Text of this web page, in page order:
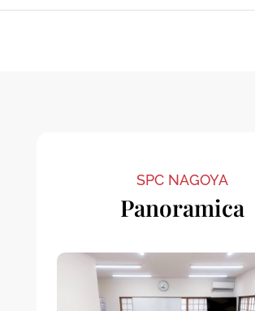
SPC NAGOYA
Panoramica